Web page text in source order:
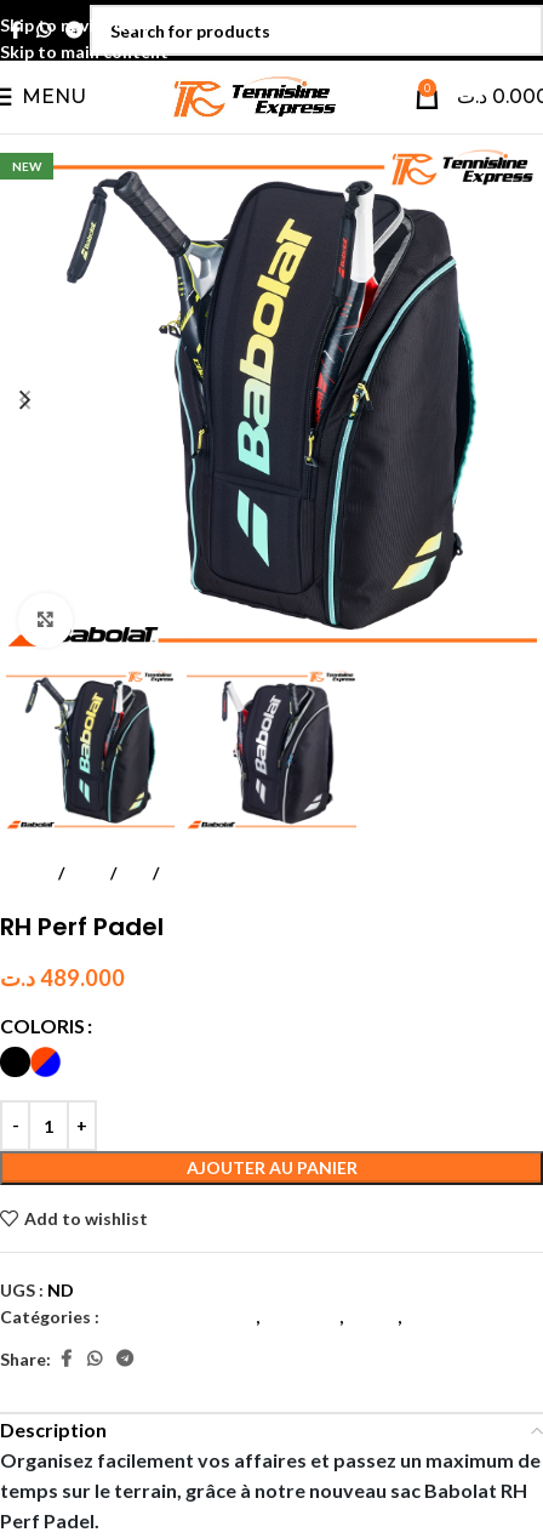
Skip to navigation
Skip to main content
MENU 0 د.ت
NEW
Padel Sacs Hommes
RH Perf Padel
489.000د.ت
COLORIS
AJOUTER AU PANIER
Add to wishlist
UGS : ND
Catégories :
, , ,
Share:
Description
Organisez facilement vos affaires et passez un maximum de
temps sur le terrain, grâce à notre nouveau sac Babolat RH
Perf Padel.